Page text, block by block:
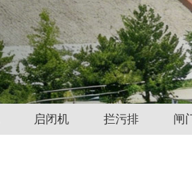
启闭机 拦污排 闸